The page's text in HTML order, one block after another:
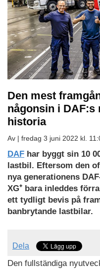
Den mest
någonsin i DAF:s
historia
Av | fredag 3 juni 2022 kl.
DAF har byggt sin 10
lastbil. Eftersom den
nya generationens
XG⁺ bara inleddes
ett tydligt bevis på
banbrytande lastbilar.
Dela
Den fullständiga